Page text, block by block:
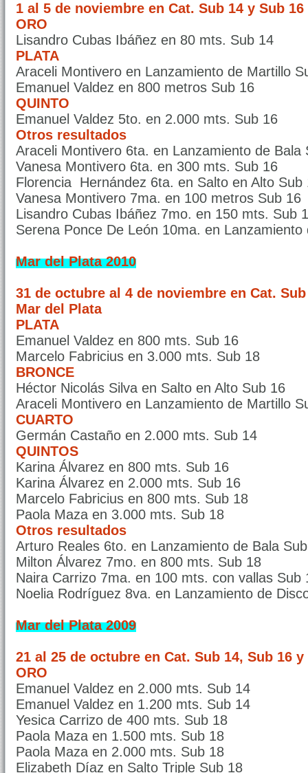
1 al 5 de noviembre en Cat. Sub 14 y Sub
ORO
Lisandro Cubas Ibáñez en 80 mts. Sub 14
PLATA
Araceli Montivero en Lanzamiento de Martillo
Emanuel Valdez en 800 metros Sub 16
QUINTO
Emanuel Valdez 5to. en 2.000 mts. Sub 16
Otros resultados
Araceli Montivero 6ta. en Lanzamiento de Bala
Vanesa Montivero 6ta. en 300 mts. Sub 16
Florencia Hernández 6ta. en Salto en Alto Sub
Vanesa Montivero 7ma. en 100 metros Sub 16
Lisandro Cubas Ibáñez 7mo. en 150 mts. Sub
Serena Ponce De León 10ma. en Lanzamiento
Mar del Plata 2010
31 de octubre al 4 de noviembre en Cat.
Mar del Plata
PLATA
Emanuel Valdez en 800 mts. Sub 16
Marcelo Fabricius en 3.000 mts. Sub 18
BRONCE
Héctor Nicolás Silva en Salto en Alto Sub 16
Araceli Montivero en Lanzamiento de Martillo
CUARTO
Germán Castaño en 2.000 mts. Sub 14
QUINTOS
Karina Álvarez en 800 mts. Sub 16
Karina Álvarez en 2.000 mts. Sub 16
Marcelo Fabricius en 800 mts. Sub 18
Paola Maza en 3.000 mts. Sub 18
Otros resultados
Arturo Reales 6to. en Lanzamiento de Bala
Milton Álvarez 7mo. en 800 mts. Sub 18
Naira Carrizo 7ma. en 100 mts. con vallas Sub
Noelia Rodríguez 8va. en Lanzamiento de
Mar del Plata 2009
21 al 25 de octubre en Cat. Sub 14, Sub 16
ORO
Emanuel Valdez en 2.000 mts. Sub 14
Emanuel Valdez en 1.200 mts. Sub 14
Yesica Carrizo de 400 mts. Sub 18
Paola Maza en 1.500 mts. Sub 18
Paola Maza en 2.000 mts. Sub 18
Elizabeth Díaz en Salto Triple Sub 18